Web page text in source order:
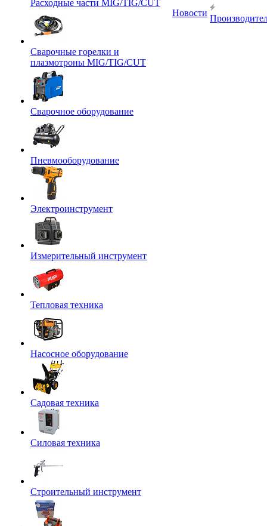
Расходные части MIG/TIG/CUT
Сварочные горелки и
плазмотроны MIG/TIG/CUT
Сварочное оборудование
Пневмооборудование
Электроинструмент
Измерительный инструмент
Тепловая техника
Насосное оборудование
Садовая техника
Силовая техника
Строительный инструмент
Новости